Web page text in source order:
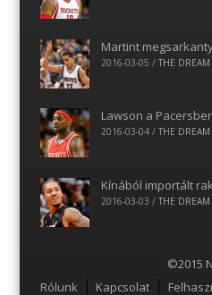
Martint
2016-03-05 / THE DREAM
Lawson a
2016-03-04/ THE DREAM
Kínából importált
2016-03-03 / THE DREAM
©2015
Menu
Rólunk Kapcsolat